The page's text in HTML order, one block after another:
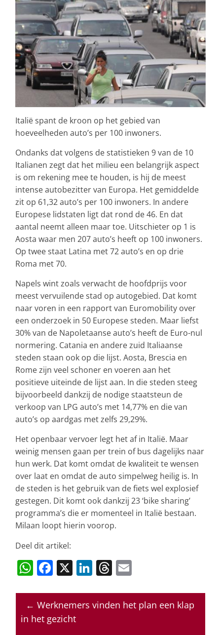
Italië spant de kroon op het gebied van
hoeveelheden auto’s per 100 inwoners.
Ondanks dat volgens de statistieken 9 van de 10
Italianen zegt dat het milieu een belangrijk aspect
is om rekening mee te houden, is hij de meest
intense autobezitter van Europa. Het gemiddelde
zit op 61,32 auto’s per 100 inwoners. In andere
Europese lidstaten ligt dat rond de 46. En dat
aantal neemt alleen maar toe. Uitschieter op 1 is
Aosta waar men 207 auto’s heeft op 100 inwoners.
Op twee staat Latina met 72 auto’s en op drie
Roma met 70.
Napels wint zoals verwacht de hoofdprijs voor
meest vervuilende stad op autogebied. Dat komt
naar voren in een rapport van Euromobility over
een onderzoek in 50 Europese steden. Maar liefst
30% van de Napoletaanse auto’s heeft de Euro-nul
normering. Catania en andere zuid Italiaanse
steden staan ook op die lijst. Aosta, Brescia en
Rome zijn veel schoner en voeren aan het
positieve uiteinde de lijst aan. In die steden steeg
bijvoorbeeld dankzij de nodige staatsteun de
verkoop van LPG auto’s met 14,77% en die van
auto’s op aardgas met zelfs 29,29%.
Het openbaar vervoer legt het af in Italië. Maar
weinig mensen gaan per trein of bus dagelijks naar
hun werk. Dat komt omdat de kwaliteit te wensen
over laat en omdat de auto simpelweg heilig is. In
de steden is het gebruik van de fiets wel explosief
gestegen. Dit komt ook dankzij 23 ‘bike sharing’
programma’s die er momenteel in Italië bestaan.
Milaan loopt hierin voorop.
Deel dit artikel:
W
at
s
F
c
e
X Li
k
e
T
re
a
ai
l
← Werknemers vinden het plan een klap
in het gezicht